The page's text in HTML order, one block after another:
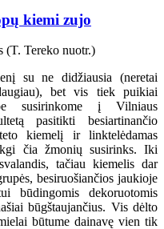
kiemi zujo
su ne didžiausia (neretai
bet vis tiek puikiai
susirinkome į Vilniaus
pasitikti besiartinančio
kiemelį ir linktelėdamas
čia žmonių susirinks. Iki
tačiau kiemelis dar
besiruošiančios jaukioje
būdingomis dekoruotomis
būgštaujančius. Vis dėlto
būtume dainavę vien tik